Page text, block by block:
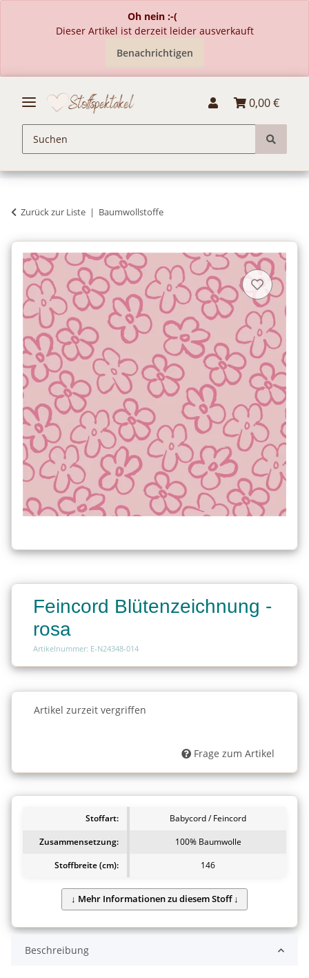
Oh nein :-(
Dieser Artikel ist derzeit leider ausverkauft
Benachrichtigen
0,00 €
Zurück zur Liste Baumwollstoffe
Feincord Blütenzeichnung -
rosa
Artikelnummer: E-N24348-014
Charge
ChargeArtikel zurzeit vergriffen
Frage zum Artikel
Stoffart:
Babycord / Feincord
Zusammensetzung:
100% Baumwolle
Stoffbreite (cm):
146
Beschreibung